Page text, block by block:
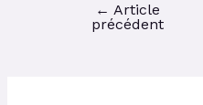
← Article
précédent